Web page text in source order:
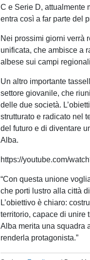
C e Serie D, attualmente
entra così a far parte del
Nei prossimi giorni verrà
unificata, che ambisce a
albese sui campi
Un altro importante
settore giovanile, che
delle due società.
strutturato e radicato nel
del futuro e di diventare
Alba.
https://youtube.com/
“Con questa unione
che porti lustro alla città
L’obiettivo è chiaro:
territorio, capace di unire
Alba merita una squadra
renderla protagonista.”